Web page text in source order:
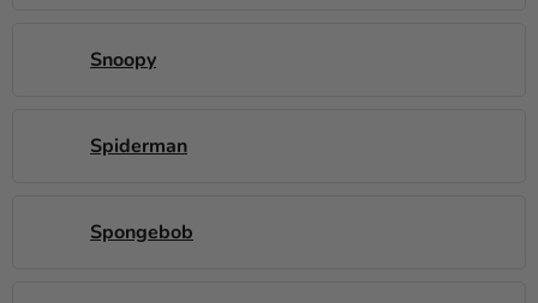
Snoopy
Spiderman
Spongebob